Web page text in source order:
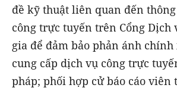
đề kỹ thuật liên quan đến
công trực tuyến trên Cổng Dịch
gia để đảm bảo phản ánh
cung cấp dịch vụ công trực
pháp; phối hợp cử báo cáo viên